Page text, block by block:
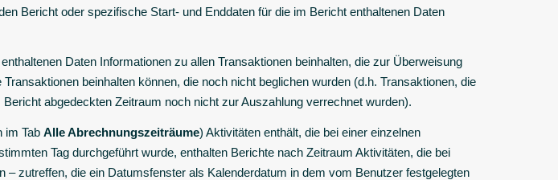
Bericht oder spezifische Start- und Enddaten für die im Bericht enthaltenen Daten
Daten Informationen zu allen Transaktionen beinhalten, die zur Überweisung
beinhalten können, die noch nicht beglichen wurden (d.h. Transaktionen, die
abgedeckten Zeitraum noch nicht zur Auszahlung verrechnet wurden).
im Tab Alle Abrechnungszeiträume) Aktivitäten enthält, die bei einer einzelnen
Tag durchgeführt wurde, enthalten Berichte nach Zeitraum Aktivitäten, die bei
– zutreffen, die ein Datumsfenster als Kalenderdatum in dem vom Benutzer festgelegten